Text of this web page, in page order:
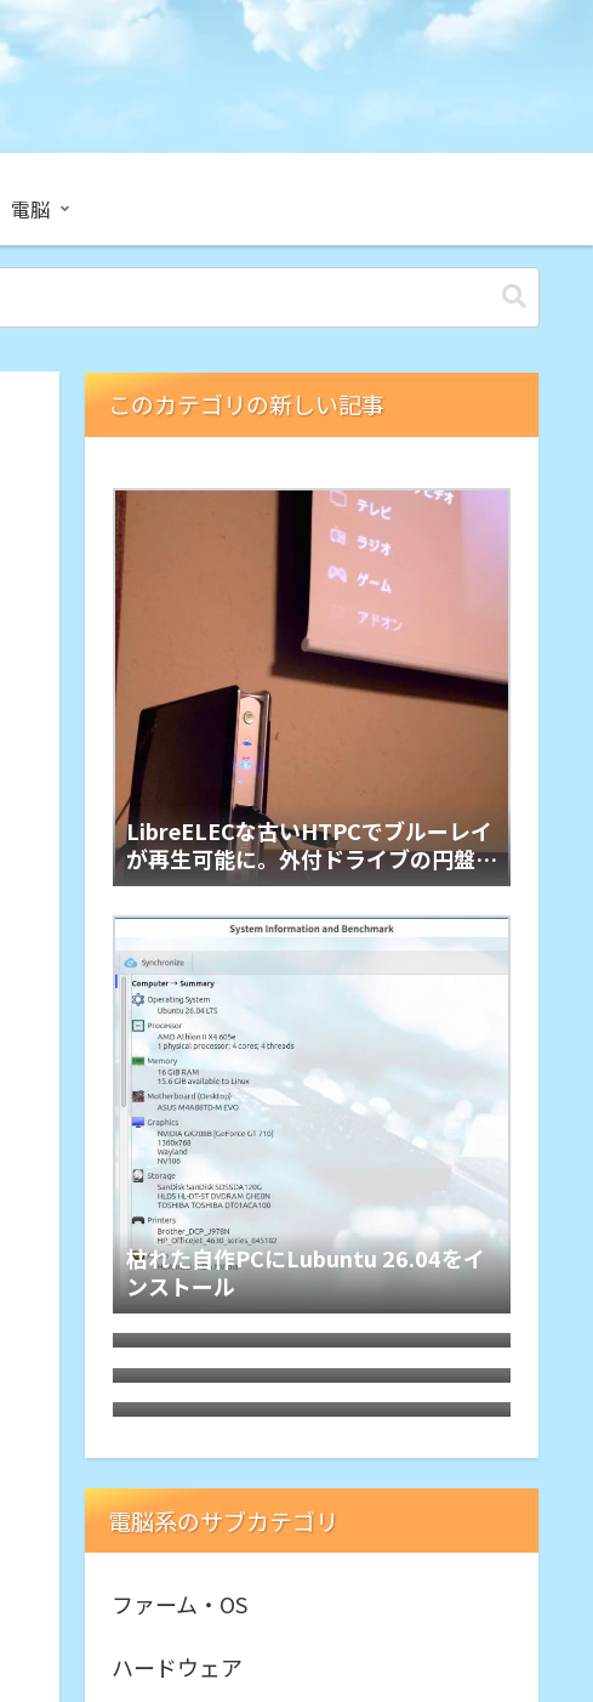
電脳
このカテゴリの新しい記事
LibreELECな古いHTPCでブルーレイ
が再生可能に。外付ドライブの円盤再
生用「艦橋」という余生
枯れた自作PCにLubuntu 26.04をイ
ンストール
HDMIオーディオ分離器でレガシー規
格ホームシアターが本領を発揮、その
旋律に戦慄
Debian 13 trixieをLXQtでASUS-
X540YAにインストールしてみた。懐
かしくて軽快
Motorola Edge40にTPUスクリーン
プロテクター
電脳系のサブカテゴリ
ファーム・OS
ハードウェア